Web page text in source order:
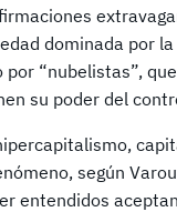
dominada por
“nubelistas”,
su poder del
según
entendidos